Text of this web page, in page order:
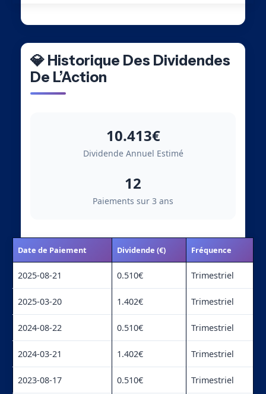
💎 Historique Des Dividendes
De L’Action
10.413€
Dividende Annuel Estimé
12
Paiements sur 3 ans
Date de Paiement Dividende (€) Fréquence
2025-08-21 0.510€ Trimestriel
2025-03-20 1.402€ Trimestriel
2024-08-22 0.510€ Trimestriel
2024-03-21 1.402€ Trimestriel
2023-08-17 0.510€ Trimestriel